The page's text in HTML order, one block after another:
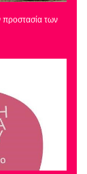
προστασία των